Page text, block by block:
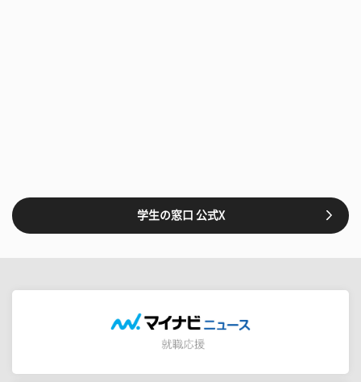
学生の窓口 公式X